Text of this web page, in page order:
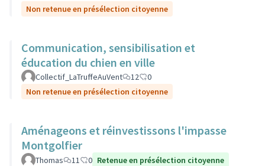
Non retenue en présélection citoyenne
Communication, sensibilisation et
éducation du chien en ville
Collectif_LaTruffeAuVent 12
0
Non retenue en présélection citoyenne
Aménageons et réinvestissons l'impasse
Montgolfier
Thomas 11 0 Retenue en présélection citoyenne